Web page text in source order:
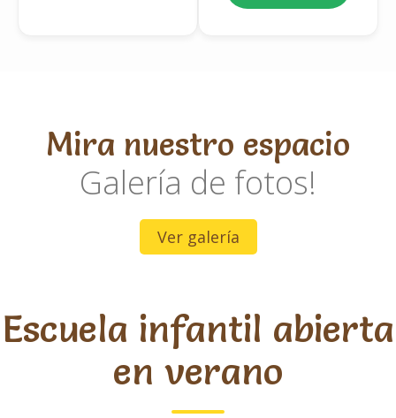
Laura
Cordero
Sánchez
Educadora
Mira nuestro espacio
Galería de fotos!
Ver galería
Escuela infantil abierta
en verano